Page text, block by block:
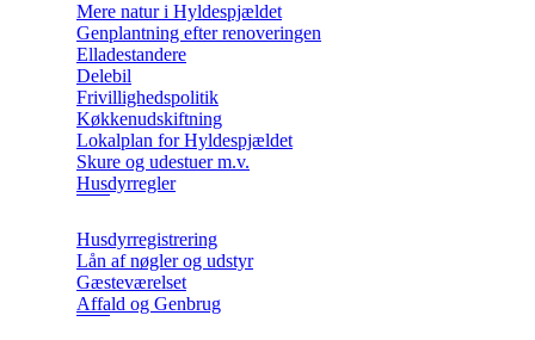
Mere natur i Hyldespjældet
Genplantning efter renoveringen
Elladestandere
Delebil
Frivillighedspolitik
Køkkenudskiftning
Lokalplan for Hyldespjældet
Skure og udestuer m.v.
Husdyrregler
Husdyrregistrering
Lån af nøgler og udstyr
Gæsteværelset
Affald og Genbrug